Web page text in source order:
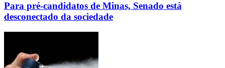
Para pré-candidatos de Minas, Senado está
desconectado da sociedade